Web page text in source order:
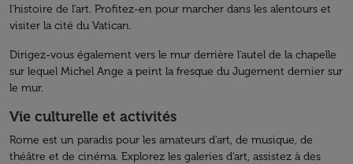
l'histoire de l'art. Profitez-en pour marcher dans les alentours et
visiter la cité du Vatican.
Dirigez-vous également vers le mur derrière l'autel de la chapelle
sur lequel Michel Ange a peint la fresque du Jugement dernier sur
le mur.
Vie culturelle et activités
Rome est un paradis pour les amateurs d'art, de musique, de
théâtre et de cinéma. Explorez les galeries d'art, assistez à des